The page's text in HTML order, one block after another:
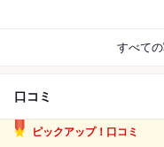
すべての
口コミ
ピックアップ！口コミ